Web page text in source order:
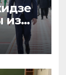
из